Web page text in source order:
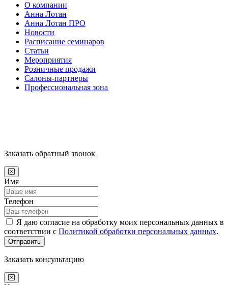
О компании
Анна Лотан
Анна Лотан ПРО
Новости
Расписание семинаров
Статьи
Мероприятия
Розничные продажи
Салоны-партнеры
Профессиональная зона
Заказать обратный звонок
Имя
Телефон
Я даю согласие на обработку моих персональных данных в
соответствии с Политикой обработки персональных данных.
Отправить
Заказать консультацию